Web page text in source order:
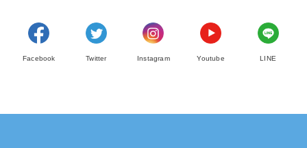
Facebook Twitter Instagram Youtube LINE